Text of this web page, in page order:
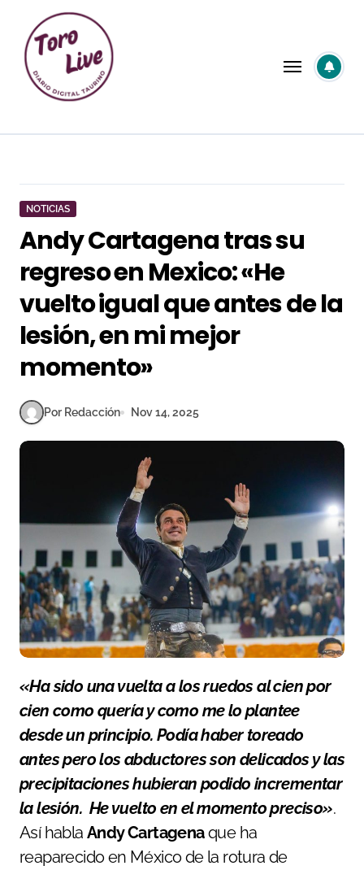
contenido
NOTICIAS
Andy Cartagena tras su
regreso en Mexico: «He
vuelto igual que antes de la
lesión, en mi mejor
momento»
Por Redacción Nov 14, 2025
«Ha sido una vuelta a los ruedos al cien por
cien como quería y como me lo plantee
desde un principio. Podía haber toreado
antes pero los abductores son delicados y las
precipitaciones hubieran podido incrementar
la lesión. He vuelto en el momento preciso».
Así habla Andy Cartagenaque ha
reaparecido en México de la rotura de